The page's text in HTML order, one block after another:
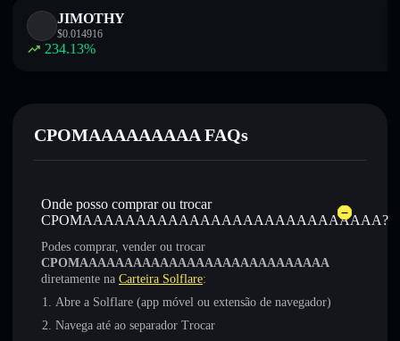
JIMOTHY
$0.014916
234.13%
CPOMAAAAAAAAA FAQs
Onde posso comprar ou trocar
CPOMAAAAAAAAAAAAAAAAAAAAAAAAAAAA?
Podes comprar, vender ou trocar
CPOMAAAAAAAAAAAAAAAAAAAAAAAAAAAA
diretamente na Carteira Solflare:
Abre a Solflare (app móvel ou extensão de navegador)
Navega até ao separador Trocar